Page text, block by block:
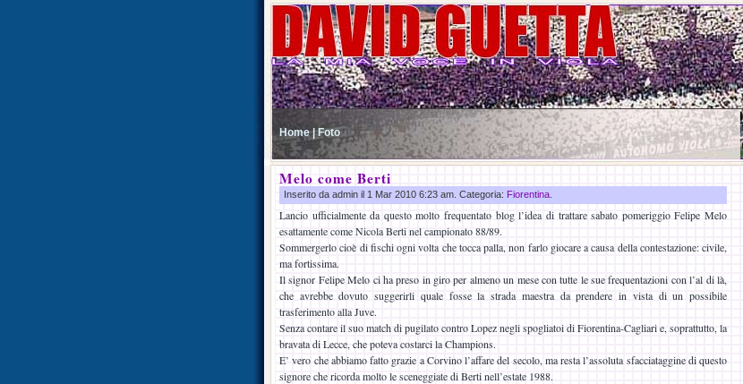
Home | Foto
Melo come Berti
Inserito da admin il 1 Mar 2010 6:23 am. Categoria: Fiorentina
Lancio ufficialmente da questo molto frequentato blog l’idea di trattare sabato pomeriggio Felipe Melo
esattamente come Nicola Berti nel campionato 88/89.
Sommergerlo cioè di fischi ogni volta che tocca palla, non farlo giocare a causa della contestazione: civile,
ma fortissima.
Il signor Felipe Melo ci ha preso in giro per almeno un mese con tutte le sue frequentazioni con l’al di là,
che avrebbe dovuto suggerirli quale fosse la strada maestra da prendere in vista di un possibile
trasferimento alla Juve.
Senza contare il suo match di pugilato contro Lopez negli spogliatoi di Fiorentina-Cagliari e, soprattutto, la
bravata di Lecce, che poteva costarci la Champions.
E’ vero che abbiamo fatto grazie a Corvino l’affare del secolo, ma resta l’assoluta sfacciataggine di questo
signore che ricorda molto le sceneggiate di Berti nell’estate 1988.